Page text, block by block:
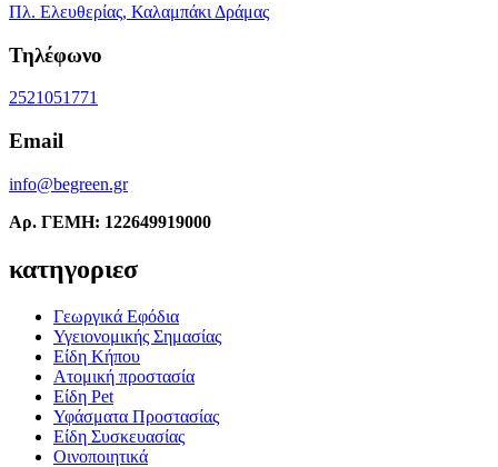
Πλ. Ελευθερίας, Καλαμπάκι Δράμας
Τηλέφωνο
2521051771
Email
info@begreen.gr
Αρ. ΓΕΜΗ: 122649919000
κατηγοριεσ
Γεωργικά Εφόδια
Υγειονομικής Σημασίας
Είδη Κήπου
Ατομική προστασία
Είδη Pet
Υφάσματα Προστασίας
Είδη Συσκευασίας
Οινοποιητικά